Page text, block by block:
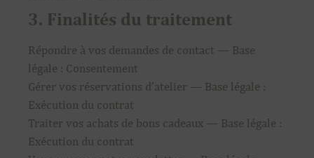
3. Finalités du traitement
Répondre à vos demandes de contact — Base
légale : Consentement
Gérer vos réservations d’atelier — Base légale :
Exécution du contrat
Traiter vos achats de bons cadeaux — Base légale :
Exécution du contrat